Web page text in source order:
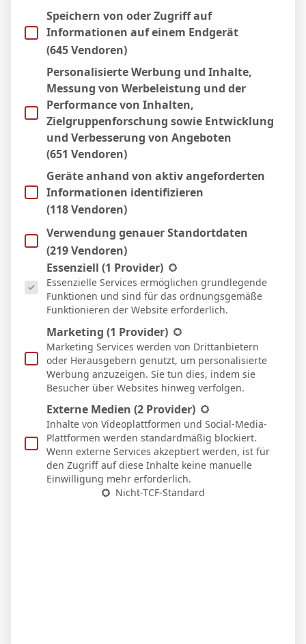
Micha Sassie
WEITERE ARTIKEL
BVB – Netradio: Das Webradio von Borussia
Dortmund live
7. Mai 2026
Im Folgenden finden Sie eine Liste der Zwecke des IAB
Speichern von oder Zugriff auf
Informationen auf einem Endgerät
(645 Vendoren)
Personalisierte Werbung und Inhalte,
Messung von Werbeleistung und der
Performance von Inhalten,
Zielgruppenforschung sowie Entwicklung
und Verbesserung von Angeboten
(651 Vendoren)
Geräte anhand von aktiv angeforderten
Informationen identifizieren
(118 Vendoren)
Verwendung genauer Standortdaten
(219 Vendoren)
Es folgt eine Liste der Service-Gruppen, für die eine
Essenziell (1 Provider)
Essenzielle Services ermöglichen grundlegende
Funktionen und sind für das ordnungsgemäße
Funktionieren der Website erforderlich.
Marketing (1 Provider)
Marketing Services werden von Drittanbietern
oder Herausgebern genutzt, um personalisierte
Werbung anzuzeigen. Sie tun dies, indem sie
Besucher über Websites hinweg verfolgen.
Externe Medien (2 Provider)
Inhalte von Videoplattformen und Social-Media-
Plattformen werden standardmäßig blockiert.
Wenn externe Services akzeptiert werden, ist für
den Zugriff auf diese Inhalte keine manuelle
Einwilligung mehr erforderlich.
Nicht-TCF-Standard